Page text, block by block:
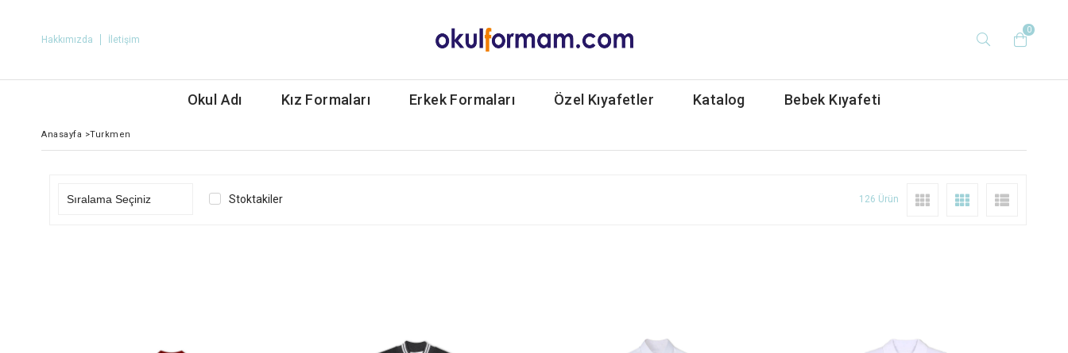
Hakkımızda İletişim
0
Okul Adı Kız Formaları Erkek Formaları Özel Kıyafetler Katalog Bebek Kıyafeti
Anasayfa >Turkmen
Stoktakiler 126 Ürün